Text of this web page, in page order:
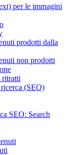
per le immagini
prodotti dalla
non prodotti
ritratti
(SEO)
SEO: Search